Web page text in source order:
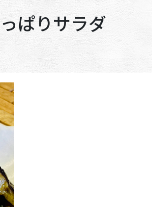
ぱりサラダ